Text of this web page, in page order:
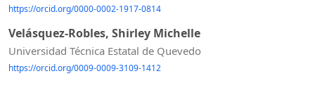
https://orcid.org/0000-0002-1917-0814
Velásquez-Robles, Shirley Michelle
Universidad Técnica Estatal de Quevedo
https://orcid.org/0009-0009-3109-1412